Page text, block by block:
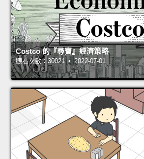
Costco 的『尋寶』經濟策略
觀看次數：30021 • 2022-07-01